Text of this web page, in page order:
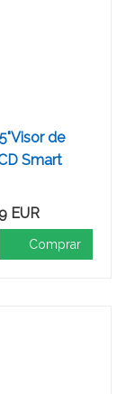
de
Smart
EUR
Comprar